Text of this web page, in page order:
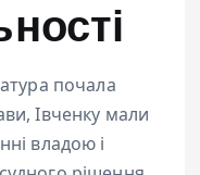
почала
Івченку мали
владою і